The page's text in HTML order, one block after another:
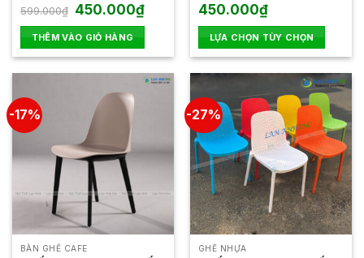
Được xếp
5.00
5 sao
599.000₫ Giá
gốc
là:
599.000₫.
450.000₫Giá
hiện
tại
là:
450.000₫.
THÊM VÀO GIỎ HÀNG
Được xếp
5 sao
450.000₫
LỰA CHỌN TÙY CHỌN
Sản
phẩm
có
nhiều
biến
thể.
Các
tùy
chọn
có
thể
-17%
BÀN GHẾ CAFE
-27%
GHẾ NHỰA